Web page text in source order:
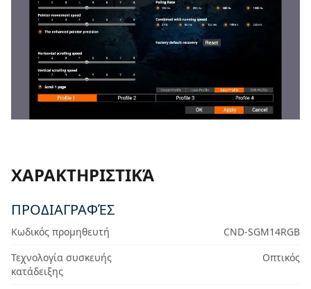
ΧΑΡΑΚΤΗΡΙΣΤΙΚΆ
ΠΡΟΔΙΑΓΡΑΦΈΣ
Κωδικός προμηθευτή
CND-SGM14RGB
Τεχνολογία συσκευής
κατάδειξης
Οπτικός